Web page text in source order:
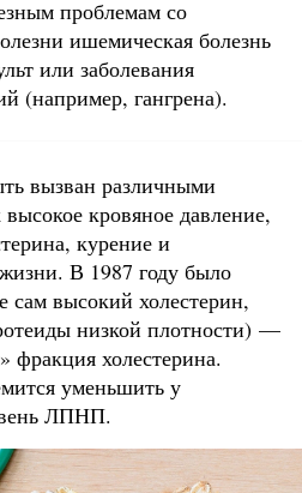
проблемам со
ишемическая болезнь
или заболевания
(например, гангрена).
вызван различными
кровяное давление,
курение и
В 1987 году было
сам высокий холестерин,
низкой плотности) —
фракция холестерина.
уменьшить у
ЛПНП.